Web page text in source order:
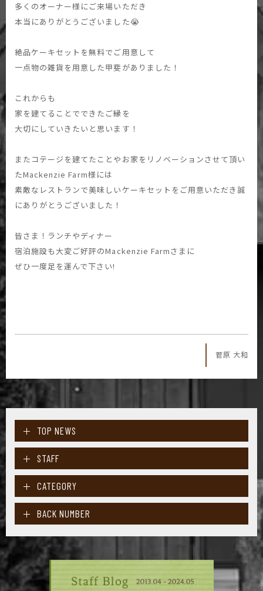
多くのオーナー様にご来場いただき
本当にありがとうございました😭
絶品ケーキセットを無料でご用意して
一点物の雑貨を用意した甲斐がありました！
これからも
家を建てることでできたご縁を
大切にしていきたいと思います！
またコテージを建てたことやお家をリノベーションさせて頂い
たMackenzie Farm様には
素敵なレストランで美味しいケーキセットをご用意いただき誠
にありがとうございました！
皆さま！ランチやディナー
宿泊施設も大変ご好評のMackenzie Farmさまに
ぜひ一度足を運んで下さい!
菅原 大和
TOP NEWS
STAFF
CATEGORY
BACK NUMBER